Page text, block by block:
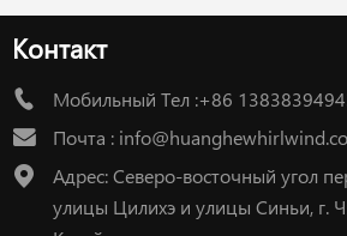
Контакт
Мобильный Тел :+86
Почта :
Адрес: Северо-восточный угол
улицы Цилихэ и улицы Синьи, г.